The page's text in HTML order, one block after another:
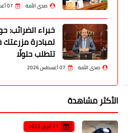
صدى الأمة 07 أغسطس 2026
خبراء الضرائب:
لمبادرة
تتطلب حلولًا
صدى الأمة 07 أغسطس 2026
الأكثر مشاهدة
21 أبريل 2022